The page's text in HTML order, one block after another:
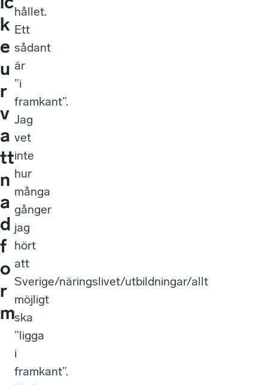
k
e
u
r
v
a
tt
n
a
d
f
o
r
m
hållet.
Ett
sådant
är
”i
framkant”.
Jag
vet
inte
hur
många
gånger
jag
hört
att
Sverige/näringslivet/utbildningar/allt
möjligt
ska
”ligga
i
framkant”.